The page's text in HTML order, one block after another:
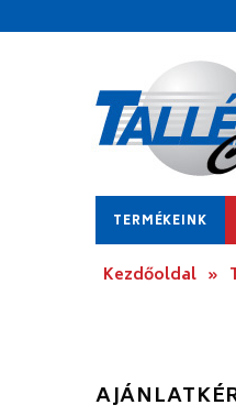
TERMÉKEINK
Kezdőoldal »